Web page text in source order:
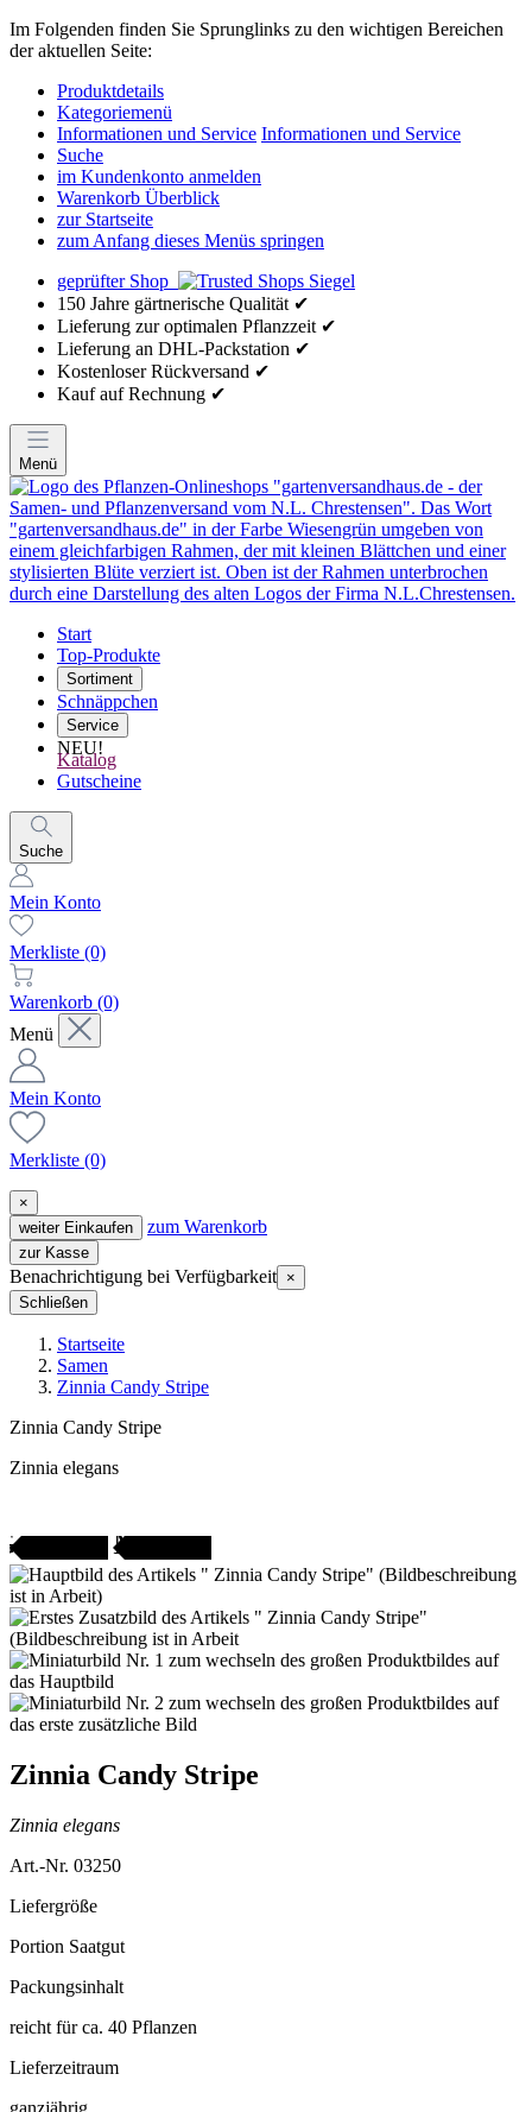
Im Folgenden finden Sie Sprunglinks zu den wichtigen Bereichen
der aktuellen Seite:
Produktdetails
Kategoriemenü
Informationen und Service Informationen und Service
Suche
im Kundenkonto anmelden
Warenkorb Überblick
zur Startseite
zum Anfang dieses Menüs springen
geprüfter Shop
150 Jahre gärtnerische Qualität ✔
Lieferung zur optimalen Pflanzzeit ✔
Lieferung an DHL-Packstation ✔
Kostenloser Rückversand ✔
Kauf auf Rechnung ✔
Menü
Start
Top-Produkte
Sortiment
Schnäppchen
Service
NEU!
Katalog
Gutscheine
Suche
Mein Konto
Merkliste (0)
Warenkorb (0)
Menü
Mein Konto
Merkliste (0)
×
weiter Einkaufen
zum Warenkorb
zur Kasse
Benachrichtigung bei Verfügbarkeit ×
Schließen
Startseite
Samen
Zinnia Candy Stripe
Zinnia Candy Stripe
Zinnia elegans
SAMENFEST
Zinnia Candy Stripe
Zinnia elegans
Art.-Nr. 03250
Liefergröße
Portion Saatgut
Packungsinhalt
reicht für ca. 40 Pflanzen
Lieferzeitraum
ganzjährig